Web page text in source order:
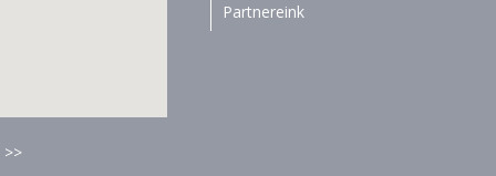
Partnereink